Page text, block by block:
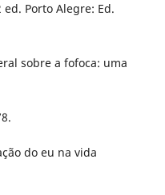
Porto Alegre: Ed.
sobre a fofoca: uma
do eu na vida